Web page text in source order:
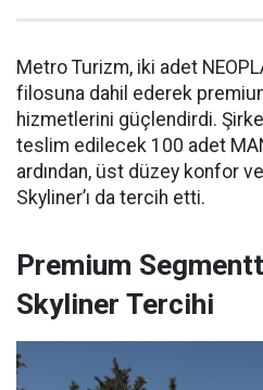
Metro Turizm, iki adet
filosuna dahil ederek
hizmetlerini güçlendirdi.
teslim edilecek 100 adet
ardından, üst düzey konfor
Skyliner’ı da tercih etti.
Premium
Skyliner Tercihi